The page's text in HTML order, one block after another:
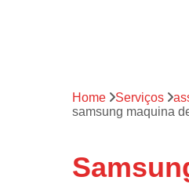
Home Serviços
samsung maquina